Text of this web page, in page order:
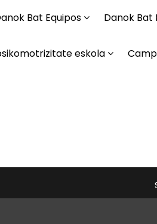
Bat Equipos Danok Bat
eskola